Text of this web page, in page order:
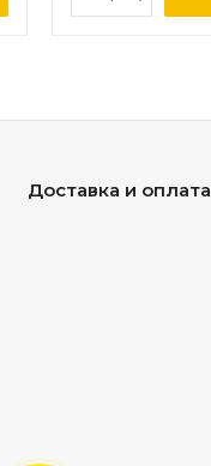
Доставка и оплата